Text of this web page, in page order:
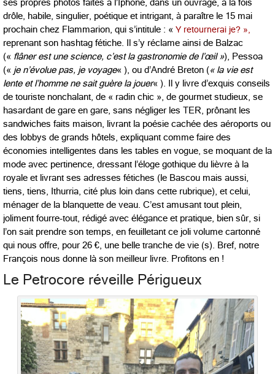
ses propres photos faites à l’Iphone, dans un ouvrage, à la fois
drôle, habile, singulier, poétique et intrigant, à paraître le 15 mai
prochain chez Flammarion, qui s’intitule : « Y retournerai je? »,
reprenant son hashtag fétiche. Il s’y réclame ainsi de Balzac
(« flâner est une science, c’est la gastronomie de l’œil »), Pessoa
(« je n’évolue pas, je voyage« ), ou d’André Breton (« la vie est
lente et l’homme ne sait guère la jouer« ). Il y livre d’exquis conseils
de touriste nonchalant, de « radin chic », de gourmet studieux, se
hasardant de gare en gare, sans négliger les TER, prônant les
sandwiches faits maison, livrant la poésie cachée des aéroports ou
des lobbys de grands hôtels, expliquant comme faire des
économies intelligentes dans les tables en vogue, se moquant de la
mode avec pertinence, dressant l’éloge gothique du lièvre à la
royale et livrant ses adresses fétiches (le Bascou mais aussi,
tiens, tiens, Ithurria, cité plus loin dans cette rubrique), et celui,
ménager de la blanquette de veau. C’est amusant tout plein,
joliment fourre-tout, rédigé avec élégance et pratique, bien sûr, si
l’on sait prendre son temps, en feuilletant ce joli volume cartonné
qui nous offre, pour 26 €, une belle tranche de vie (s). Bref, notre
François nous donne là son meilleur livre. Profitons en !
Le Petrocore réveille Périgueux